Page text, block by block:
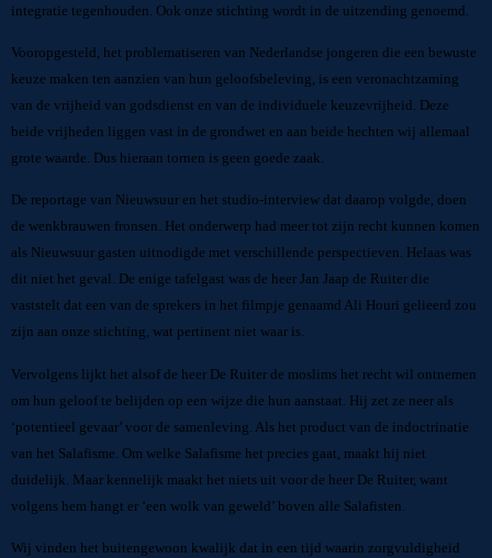
integratie tegenhouden. Ook onze stichting wordt in de uitzending genoemd.
Vooropgesteld, het problematiseren van Nederlandse jongeren die een bewuste
keuze maken ten aanzien van hun geloofsbeleving, is een veronachtzaming
van de vrijheid van godsdienst en van de individuele keuzevrijheid. Deze
beide vrijheden liggen vast in de grondwet en aan beide hechten wij allemaal
grote waarde. Dus hieraan tornen is geen goede zaak.
De reportage van Nieuwsuur en het studio-interview dat daarop volgde, doen
de wenkbrauwen fronsen. Het onderwerp had meer tot zijn recht kunnen komen
als Nieuwsuur gasten uitnodigde met verschillende perspectieven. Helaas was
dit niet het geval. De enige tafelgast was de heer Jan Jaap de Ruiter die
vaststelt dat een van de sprekers in het filmpje genaamd Ali Houri gelieerd zou
zijn aan onze stichting, wat pertinent niet waar is.
Vervolgens lijkt het alsof de heer De Ruiter de moslims het recht wil ontnemen
om hun geloof te belijden op een wijze die hun aanstaat. Hij zet ze neer als
‘potentieel gevaar’ voor de samenleving. Als het product van de indoctrinatie
van het Salafisme. Om welke Salafisme het precies gaat, maakt hij niet
duidelijk. Maar kennelijk maakt het niets uit voor de heer De Ruiter, want
volgens hem hangt er ‘een wolk van geweld’ boven alle Salafisten.
Wij vinden het buitengewoon kwalijk dat in een tijd waarin zorgvuldigheid